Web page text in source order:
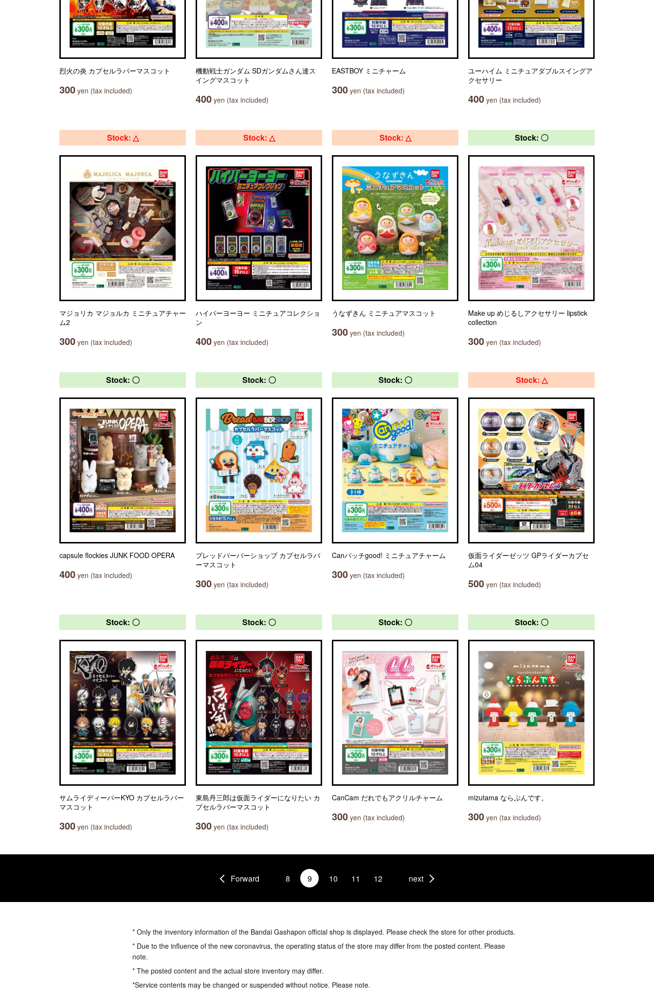
烈火の炎 カプセルラバーマスコット
300 yen (tax included)
機動戦士ガンダム SDガンダムさん達ス
イングマスコット
400 yen (tax included)
EASTBOY ミニチャーム
300 yen (tax included)
ユーハイム ミニチュアダブルスイングア
クセサリー
400 yen (tax included)
Stock: △
マジョリカ マジョルカ ミニチュアチャー
ム2
300 yen (tax included)
Stock: △
ハイパーヨーヨー ミニチュアコレクショ
ン
400 yen (tax included)
Stock: △
うなずきん ミニチュアマスコット
300 yen (tax included)
Stock: 〇
Make up めじるしアクセサリー lipstick
collection
300 yen (tax included)
Stock: 〇
capsule flockies JUNK FOOD OPERA
400 yen (tax included)
Stock: 〇
ブレッドバーバーショップ カプセルラバ
ーマスコット
300 yen (tax included)
Stock: 〇
Canバッチgood! ミニチュアチャーム
300 yen (tax included)
Stock: △
仮面ライダーゼッツ GPライダーカプセ
ム04
500 yen (tax included)
Stock: 〇
サムライディーパーKYO カプセルラバー
マスコット
300 yen (tax included)
Stock: 〇
東島丹三郎は仮面ライダーになりたい カ
プセルラバーマスコット
300 yen (tax included)
Stock: 〇
CanCam だれでもアクリルチャーム
300 yen (tax included)
Stock: 〇
mizutama ならぶんです。
300 yen (tax included)
Forward 8 9 10 11 12 next
* Only the inventory information of the Bandai Gashapon official shop is displayed. Please check the store for other products.
* Due to the influence of the new coronavirus, the operating status of the store may differ from the posted content. Please
note.
* The posted content and the actual store inventory may differ.
*Service contents may be changed or suspended without notice. Please note.